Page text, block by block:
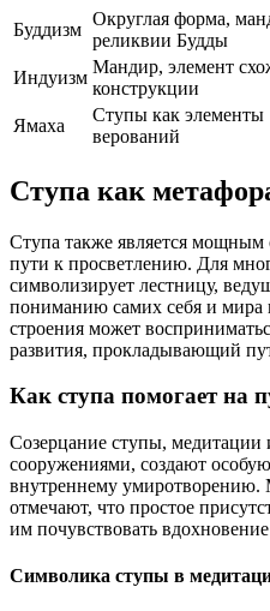
Буддизм
Округлая форма,
реликвии Будды
Индуизм
Мандир, элемент
конструкции
Ямаха
Ступы как элементы
верований
Ступа как
Ступа также является мощным
пути к просветлению. Для
символизирует лестницу,
пониманию самих себя и мира
строения может
развития, прокладывающий
Как ступа помогает на
Созерцание ступы, медитации
сооружениями, создают
внутреннему
отмечают, что простое
им почувствовать
Символика ступы в